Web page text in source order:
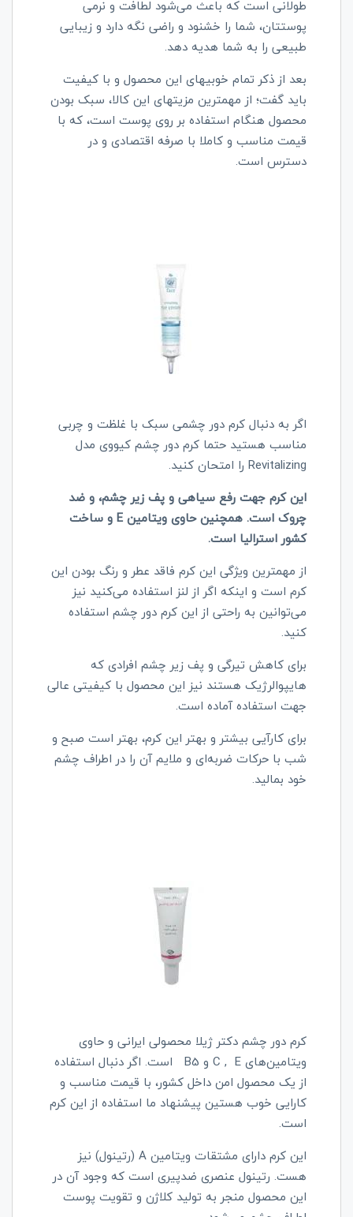
طولانی است که باعث می‌شود لطافت و نرمی
پوستتان، شما را خشنود و راضی نگه‌ دارد و زیبایی
طبیعی را به شما هدیه دهد.
بعد از ذکر تمام خوبیهای این محصول و با کیفیت
باید گفت؛ از مهمترین مزیتهای این کالا، سبک بودن
محصول هنگام استفاده بر روی پوست است، که با
قیمت مناسب و کاملا با صرفه اقتصادی و در
دسترس است.
اگر به دنبال کرم دور چشمی سبک با غلظت و چربی
مناسب هستید حتما کرم دور چشم کیووی مدل
Revitalizingرا امتحان کنید.
این کرم جهت رفع سیاهی و پف زیر چشم، و ضد
چروک است. همچنین حاوی ویتامینEو ساخت
کشور استرالیا است.
از مهمترین ویژگی این کرم فاقد عطر و رنگ بودن این
کرم است و اینکه اگر از لنز استفاده می‌کنید نیز
می‌توانین به راحتی از این کرم دور چشم استفاده
کنید.
برای کاهش تیرگی و پف زیر چشم افرادی که
هایپوالرژیک هستند نیز این محصول با کیفیتی عالی
جهت استفاده آماده است.
برای کارآیی بیشتر و بهتر این کرم، بهتر است صبح و
شب با حرکات ضربه‌ای و ملایم آن را در اطراف چشم
خود بمالید.
کرم دور چشم دکتر ژیلا محصولی ایرانی و حاوی
ویتامین‌هایE
C ,و B5
است. اگر دنبال استفاده
از یک محصول امن داخل کشور، با قیمت مناسب و
کارایی خوب هستین پیشنهاد ما استفاده از این کرم
است.
این کرم دارای مشتقات ویتامینA (رتینول) نیز
هست. رتینول عنصری ضدپیری است که وجود آن در
این محصول منجر به تولید کلاژن و تقویت پوست